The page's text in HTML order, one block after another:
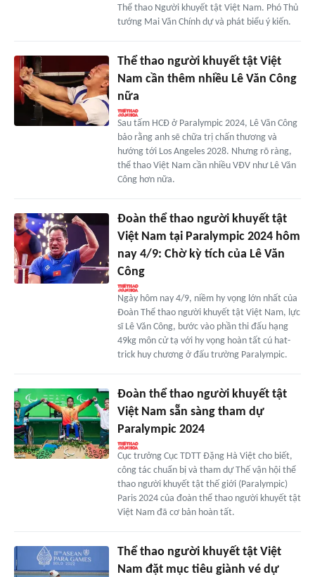
Thể thao Người khuyết tật Việt Nam. Phó Thủ
tướng Mai Văn Chính dự và phát biểu ý kiến.
Thể thao người khuyết tật Việt
Nam cần thêm nhiều Lê Văn Công
nữa
Sau tấm HCĐ ở Paralympic 2024, Lê Văn Công
bảo rằng anh sẽ chữa trị chấn thương và
hướng tới Los Angeles 2028. Nhưng rõ ràng,
thể thao Việt Nam cần nhiều VĐV như Lê Văn
Công hơn nữa.
Đoàn thể thao người khuyết tật
Việt Nam tại Paralympic 2024 hôm
nay 4/9: Chờ kỳ tích của Lê Văn
Công
Ngày hôm nay 4/9, niềm hy vọng lớn nhất của
Đoàn Thể thao người khuyết tật Việt Nam, lực
sĩ Lê Văn Công, bước vào phần thi đấu hạng
49kg môn cử tạ với hy vọng hoàn tất cú hat-
trick huy chương ở đấu trường Paralympic.
Đoàn thể thao người khuyết tật
Việt Nam sẵn sàng tham dự
Paralympic 2024
Cục trưởng Cục TDTT Đặng Hà Việt cho biết,
công tác chuẩn bị và tham dự Thế vận hội thể
thao người khuyết tật thế giới (Paralympic)
Paris 2024 của đoàn thể thao người khuyết tật
Việt Nam đã cơ bản hoàn tất.
Thể thao người khuyết tật Việt
Nam đặt mục tiêu giành vé dự